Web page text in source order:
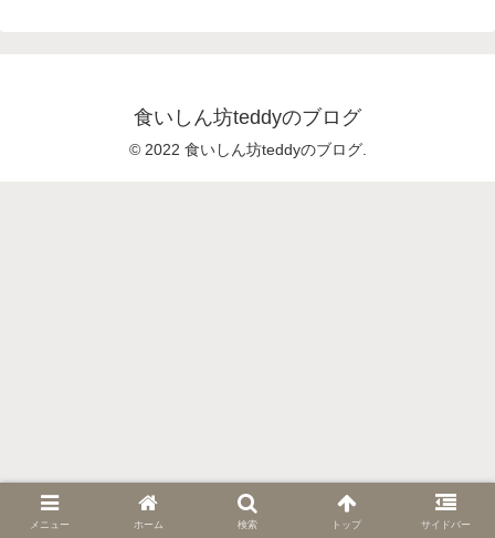
食いしん坊teddyのブログ
© 2022 食いしん坊teddyのブログ.
メニュー ホーム 検索 トップ サイドバー